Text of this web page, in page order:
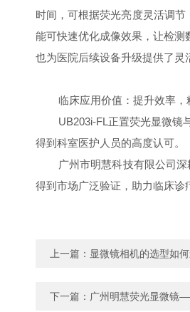
时间，可根据荧光亮度灵活调
能可快速优化成像效果，让检
也为医院后续设备升级提供了灵
临床应用价值：提升效率
UB203i-FL正置荧光显微镜
得到科室医护人员的高度认可。
广州市明慧科技有限公司
得到市场广泛验证，助力临床
上一篇： 显微镜相机的选型如
下一篇： 广州明慧荧光显微镜